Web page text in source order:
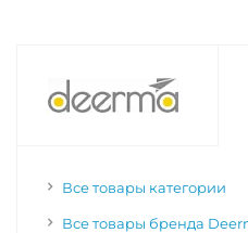
Все товары категории
Все товары бренда